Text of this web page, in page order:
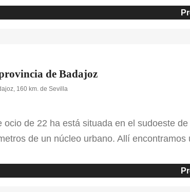
de secano, pastos adehesados de encina y
de Badajoz
160 km. de Sevilla
ocio de 22 ha está situada en el sudoeste
de un núcleo urbano. Allí encontramos
alcornoques. La casa de 150 m² fue